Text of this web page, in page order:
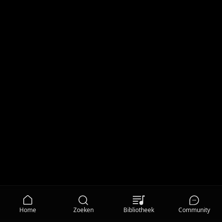
Home Zoeken Bibliotheek Community